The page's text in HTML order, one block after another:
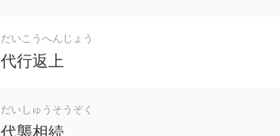
だいこうへんじょう
代行返上
だいしゅうそうぞく
代襲相続